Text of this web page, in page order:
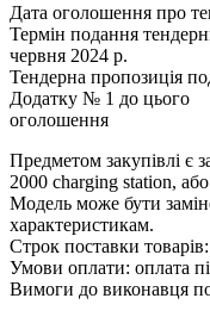
Дата оголошення про
Термін подання
червня 2024 р.
Тендерна пропозиція
Додатку № 1 до цього
оголошення
Предметом закупівлі є
2000 charging station,
Модель може бути
характеристикам.
Строк поставки
Умови оплати: оплата
Вимоги до виконавця